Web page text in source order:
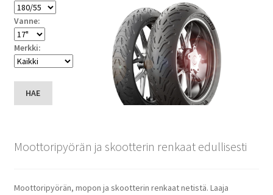
Vanne:
Merkki:
HAE
Moottoripyörän ja skootterin renkaat edullisesti
Moottoripyörän, mopon ja skootterin renkaat netistä. Laaja